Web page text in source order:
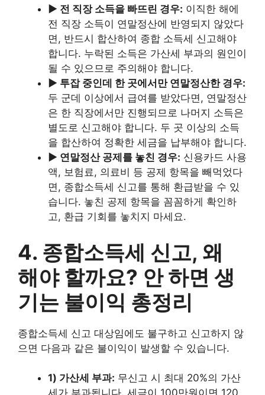
▶ 전 직장 소득을 빠뜨린 경우: 이직한 해에
전 직장 소득이 연말정산에 반영되지 않았다
면, 반드시 합산하여 종합 소득세 신고해야
합니다. 누락된 소득은 가산세 부과의 원인이
될 수 있으므로 주의해야 합니다.
▶ 투잡 중인데 한 곳에서만 연말정산한 경우:
두 군데 이상에서 급여를 받았다면, 연말정산
은 한 직장에서만 진행되므로 나머지 소득은
별도로 신고해야 합니다. 두 곳 이상의 소득
을 합산하여 정확한 세금을 납부해야 합니다.
▶ 연말정산 공제를 놓친 경우: 신용카드 사용
액, 보험료, 의료비 등 공제 항목을 빼먹었다
면, 종합소득세 신고를 통해 환급받을 수 있
습니다. 놓친 공제 항목을 꼼꼼하게 확인하
고, 환급 기회를 놓치지 마세요.
4. 종합소득세 신고, 왜
해야 할까요? 안 하면 생
기는 불이익 총정리
종합소득세 신고 대상임에도 불구하고 신고하지 않
으면 다음과 같은 불이익이 발생할 수 있습니다.
1) 가산세 부과: 무신고 시 최대 20%의 가산